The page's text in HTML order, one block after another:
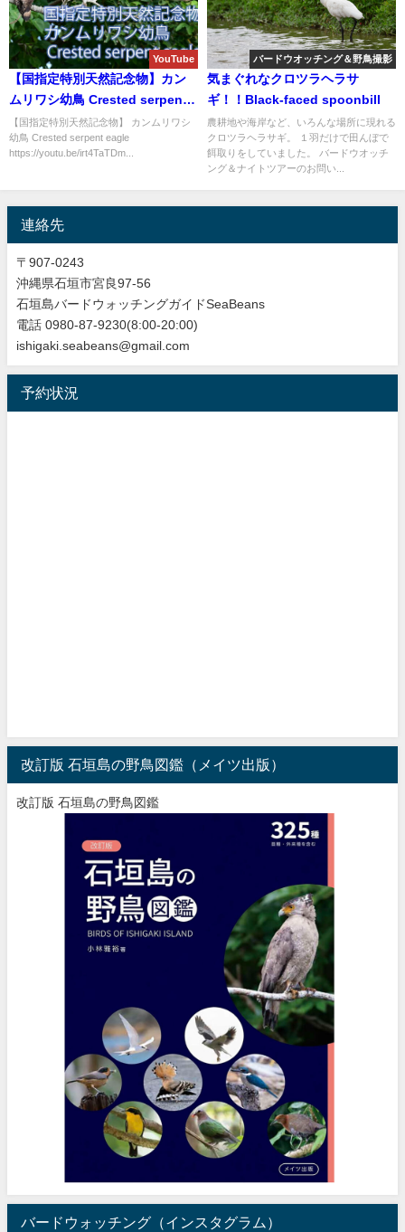
YouTube
【国指定特別天然記念物】カン
ムリワシ幼鳥 Crested serpent
eagle
【国指定特別天然記念物】 カンムリワシ
幼鳥 Crested serpent eagle
https://youtu.be/irt4TaTDm...
バードウオッチング＆野鳥撮影
気まぐれなクロツラヘラサ
ギ！！Black-faced spoonbill
農耕地や海岸など、いろんな場所に現れる
クロツラヘラサギ。 １羽だけで田んぼで
餌取りをしていました。 バードウオッチ
ング＆ナイトツアーのお問い...
連絡先
〒907-0243
沖縄県石垣市宮良97-56
石垣島バードウォッチングガイドSeaBeans
電話 0980-87-9230(8:00-20:00)
ishigaki.seabeans@gmail.com
予約状況
改訂版 石垣島の野鳥図鑑（メイツ出版）
改訂版 石垣島の野鳥図鑑
バードウォッチング（インスタグラム）